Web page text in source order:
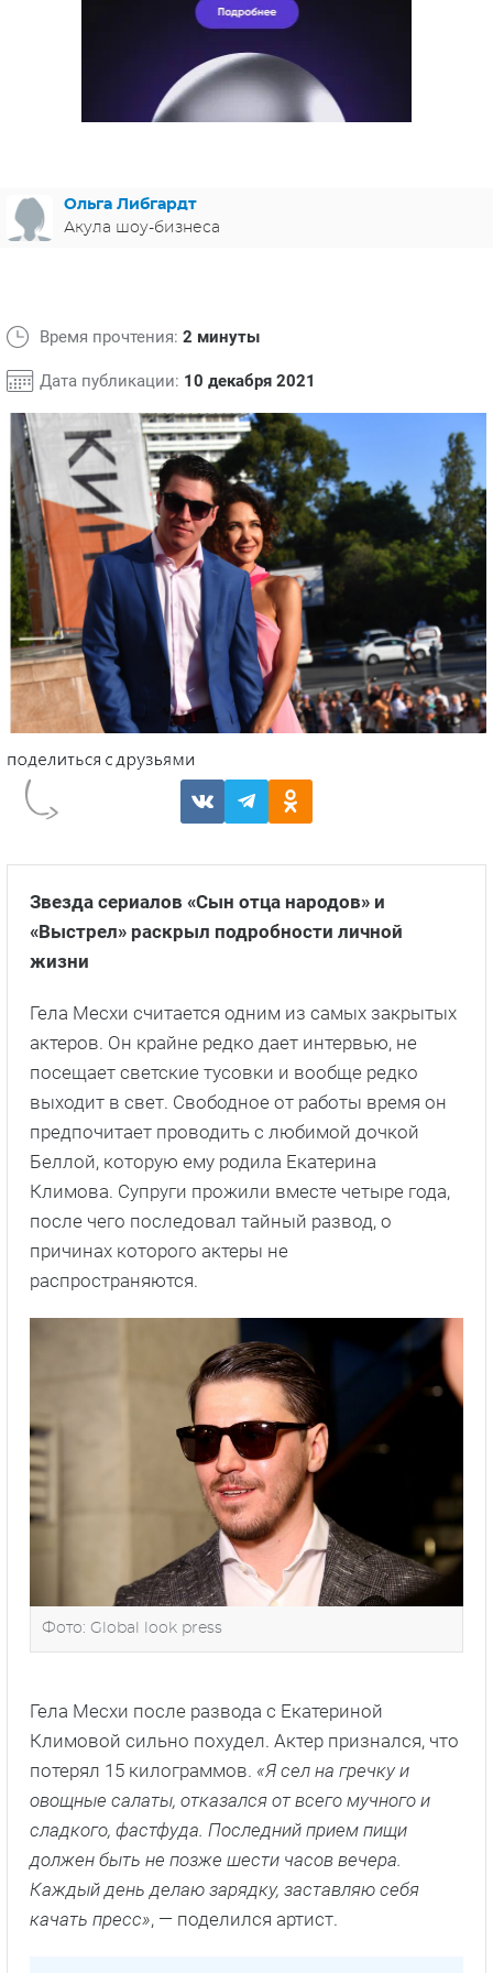
ГЕРМАНИЯ
СПОЙЛЕРЫ ИЗ СЕРИАЛОВ
Ольга Либгардт
Акула шоу-бизнеса
Время прочтения: 2 минуты
Дата публикации: 10 декабря 2021
Звезда сериалов «Сын отца народов» и
«Выстрел» раскрыл подробности личной
жизни
Гела Месхи считается одним из самых закрытых
актеров. Он крайне редко дает интервью, не
посещает светские тусовки и вообще редко
выходит в свет. Свободное от работы время он
предпочитает проводить с любимой дочкой
Беллой, которую ему родила Екатерина
Климова. Супруги прожили вместе четыре года,
после чего последовал тайный развод, о
причинах которого актеры не
распространяются.
Фото: Global look press
Гела Месхи после развода с Екатериной
Климовой сильно похудел. Актер признался, что
потерял 15 килограммов. «Я сел на гречку и
овощные салаты, отказался от всего мучного и
сладкого, фастфуда. Последний прием пищи
должен быть не позже шести часов вечера.
Каждый день делаю зарядку, заставляю себя
качать пресс», — поделился артист.